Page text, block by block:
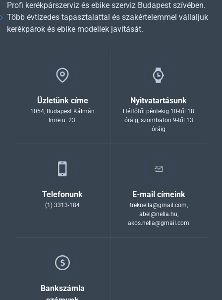
Profi kerékpárszerviz és ebike szerviz Budapest szívében.
Több évtizedes tapasztalattal és szakértelemmel vállaljuk
kerékpárok és ebike modellek javítását.
Üzletünk címe
1054, Budapest Kálmán
Imre u. 23.
Nyitvatartásunk
Hétfőtől péntekig 10-től 18
óráig, szombaton 9-től 13
óráig
Telefonunk
(1) 3313-184
E-mail címeink
treknella@gmail.com,
abel@nella.hu,
akos.nella@gmail.com
Bankszámla